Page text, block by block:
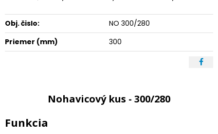
Obj. čislo:
NO 300/280
Priemer (mm)
300
Nohavicový kus - 300/280
Funkcia